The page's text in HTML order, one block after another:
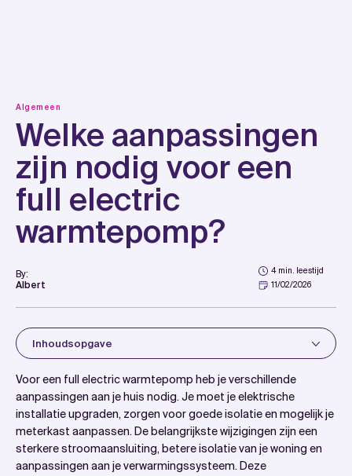
Algemeen
Welke aanpassingen
zijn nodig voor een
full electric
warmtepomp?
By:
Albert
4 min. leestijd
11/02/2026
Inhoudsopgave
Wat is het verschil tussen een hybride en full electric
warmtepomp?
Welke elektrische aanpassingen zijn nodig voor een
full electric warmtepomp?
Voor een full electric warmtepomp heb je verschillende
aanpassingen aan je huis nodig. Je moet je elektrische
installatie upgraden, zorgen voor goede isolatie en mogelijk je
meterkast aanpassen. De belangrijkste wijzigingen zijn een
sterkere stroomaansluiting, betere isolatie van je woning en
aanpassingen aan je verwarmingssysteem. Deze